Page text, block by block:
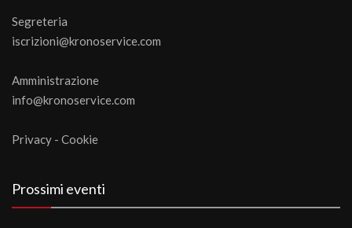
Segreteria
iscrizioni@kronoservice.com
Amministrazione
info@kronoservice.com
Privacy - Cookie
Prossimi eventi